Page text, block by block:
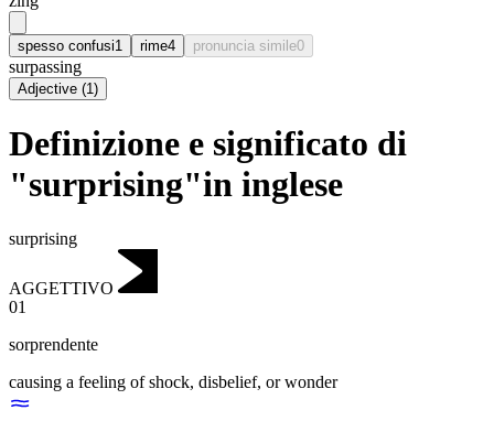
spesso confusi1 rime4 pronuncia simile0
surpassing
Adjective (1)
Definizione e significato di
"surprising"in inglese
surprising
AGGETTIVO
01
sorprendente
causing a feeling of shock, disbelief, or wonder